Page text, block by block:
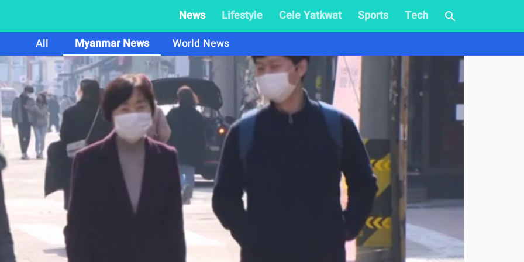
News Lifestyle Cele Yatkwat Sports
Tech
All
Myanmar News
World News